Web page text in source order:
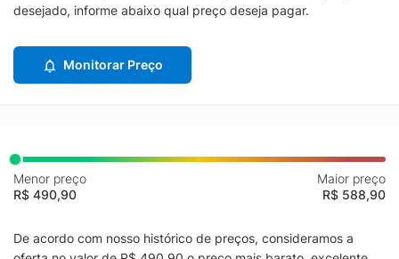
desejado, informe abaixo qual preço deseja pagar.
Monitorar Preço
Menor preço
R$ 490,90
Maior preço
R$ 588,90
De acordo com nosso histórico de preços, consideramos a